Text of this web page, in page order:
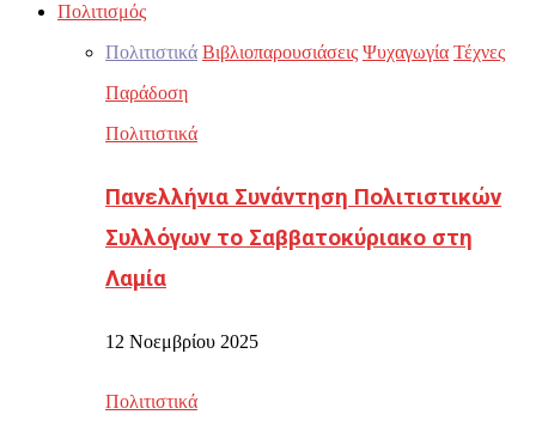
Πολιτισμός
Πολιτιστικά Βιβλιοπαρουσιάσεις Ψυχαγωγία Τέχνες
Παράδοση
Πολιτιστικά
Πανελλήνια Συνάντηση Πολιτιστικών
Συλλόγων το Σαββατοκύριακο στη
Λαμία
12 Νοεμβρίου 2025
Πολιτιστικά